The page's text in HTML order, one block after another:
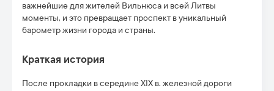
важнейшие для жителей Вильнюса и всей Литвы
моменты, и это превращает проспект в уникальный
барометр жизни города и страны.
Краткая история
После прокладки в серединеXIX в. железной дороги